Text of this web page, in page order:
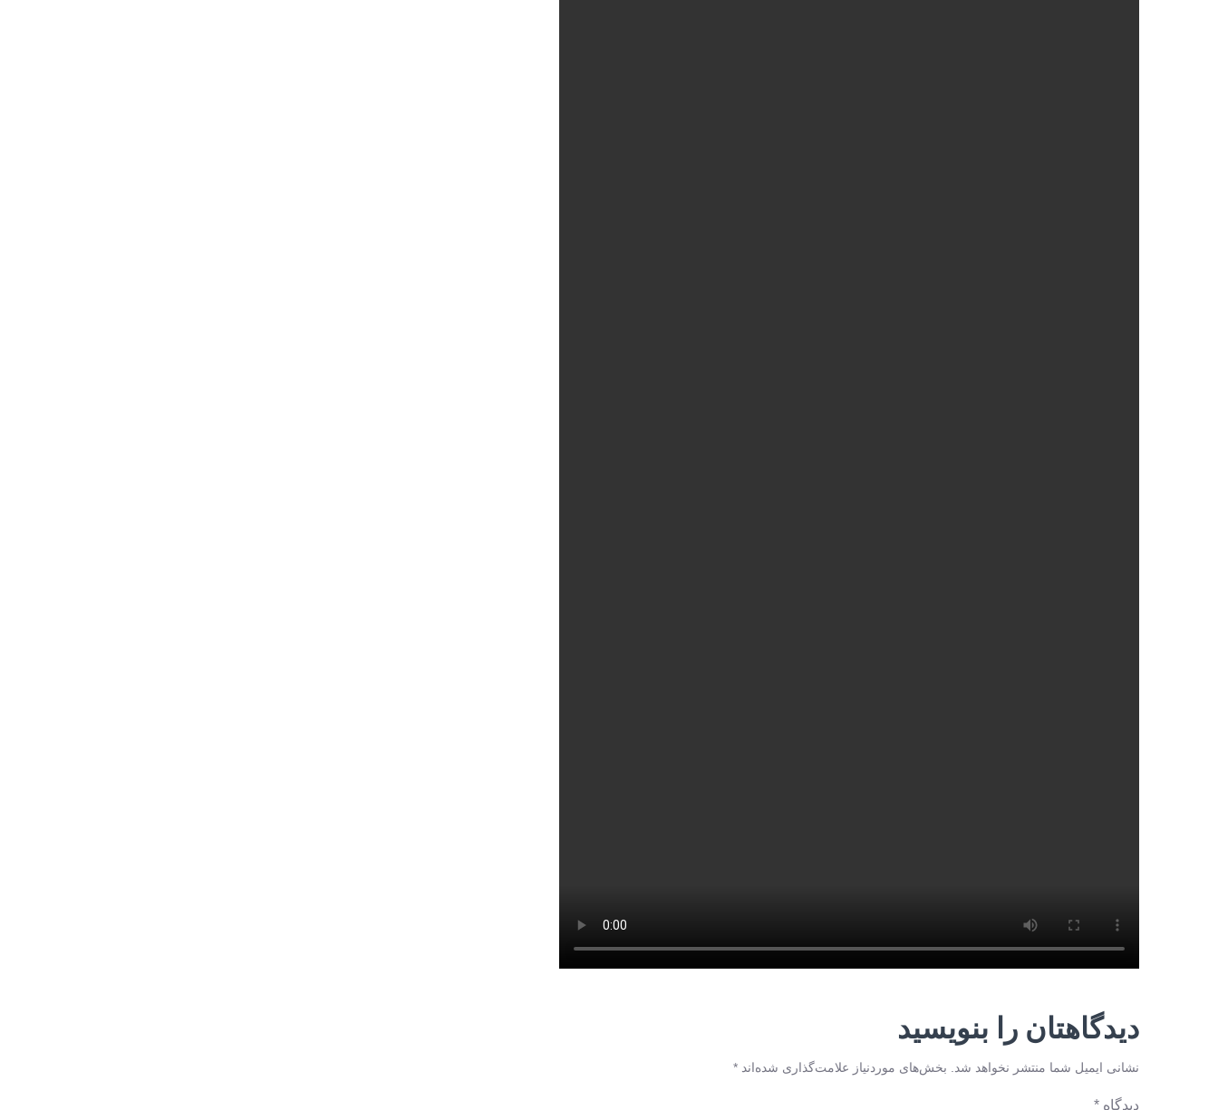
دیدگاهتان را بنویسید
نشانی ایمیل شما منتشر نخواهد شد. بخش‌های موردنیاز علامت‌گذاری شده‌اند *
دیدگاه *